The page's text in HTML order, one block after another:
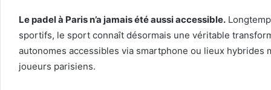
Le padel à Paris n’a jamais été aussi accessible.
sportifs, le sport connaît désormais une véritable
autonomes accessibles via smartphone ou lieux
joueurs parisiens.